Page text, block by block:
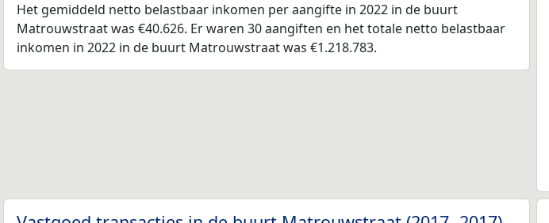
Het gemiddeld netto belastbaar inkomen per aangifte in 2022 in de buurt
Matrouwstraat was €40.626. Er waren 30 aangiften en het totale netto belastbaar
inkomen in 2022 in de buurt Matrouwstraat was €1.218.783.